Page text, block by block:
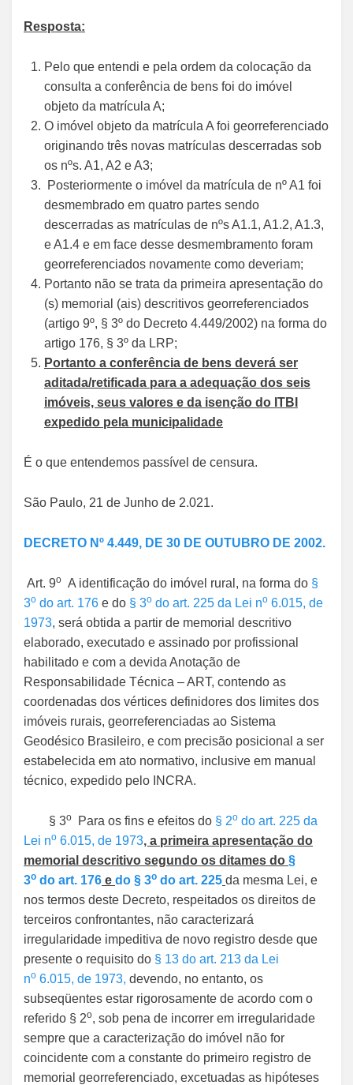
Resposta:
Pelo que entendi e pela ordem da colocação da
consulta a conferência de bens foi do imóvel
objeto da matrícula A;
O imóvel objeto da matrícula A foi georreferenciado
originando três novas matrículas descerradas sob
os nºs. A1, A2 e A3;
Posteriormente o imóvel da matrícula de nº A1 foi
desmembrado em quatro partes sendo
descerradas as matrículas de nºs A1.1, A1.2, A1.3,
e A1.4 e em face desse desmembramento foram
georreferenciados novamente como deveriam;
Portanto não se trata da primeira apresentação do
(s) memorial (ais) descritivos georreferenciados
(artigo 9º, § 3º do Decreto 4.449/2002) na forma do
artigo 176, § 3º da LRP;
Portanto a conferência de bens deverá ser
aditada/retificada para a adequação dos seis
imóveis, seus valores e da isenção do ITBI
expedido pela municipalidade
É o que entendemos passível de censura.
São Paulo, 21 de Junho de 2.021.
DECRETO Nº 4.449, DE 30 DE OUTUBRO DE 2002.
Art. 9o A identificação do imóvel rural, na forma do §
3o do art. 176 e do § 3o do art. 225 da Lei no 6.015, de
1973, será obtida a partir de memorial descritivo
elaborado, executado e assinado por profissional
habilitado e com a devida Anotação de
Responsabilidade Técnica – ART, contendo as
coordenadas dos vértices definidores dos limites dos
imóveis rurais, georreferenciadas ao Sistema
Geodésico Brasileiro, e com precisão posicional a ser
estabelecida em ato normativo, inclusive em manual
técnico, expedido pelo INCRA.
§ 3o Para os fins e efeitos do § 2o do art. 225 da
Lei no 6.015, de 1973, a primeira apresentação do
memorial descritivo segundo os ditames do §
3o do art. 176 e do § 3o do art. 225 da mesma Lei, e
nos termos deste Decreto, respeitados os direitos de
terceiros confrontantes, não caracterizará
irregularidade impeditiva de novo registro desde que
presente o requisito do § 13 do art. 213 da Lei
no 6.015, de 1973, devendo, no entanto, os
subseqüentes estar rigorosamente de acordo com o
referido § 2o, sob pena de incorrer em irregularidade
sempre que a caracterização do imóvel não for
coincidente com a constante do primeiro registro de
memorial georreferenciado, excetuadas as hipóteses